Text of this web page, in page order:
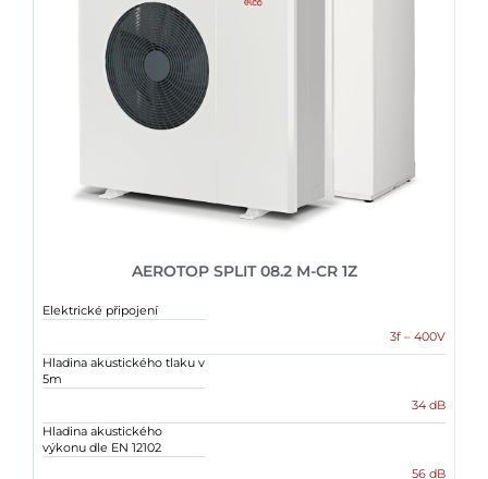
AEROTOP SPLIT 08.2 M-CR 1Z
Elektrické připojení
3f – 400V
Hladina akustického tlaku v
5m
34 dB
Hladina akustického
výkonu dle EN 12102
56 dB